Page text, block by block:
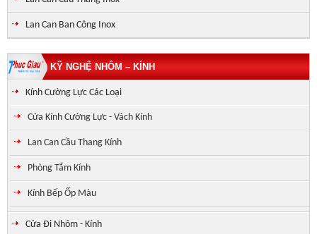
Lan Can Ban Công Inox
KỸ NGHỆ NHÔM – KÍNH
Kính Cường Lực Các Loại
Cửa Kính Cường Lực - Vách Kính
Lan Can Cầu Thang Kính
Phòng Tắm Kính
Kính Bếp Ốp Màu
Cửa Đi Nhôm - Kính